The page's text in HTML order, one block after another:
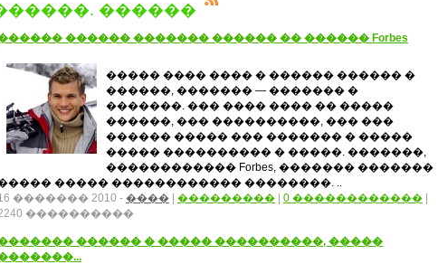
������
������ ������� ������ �� ������ Forbes
����� ���� ���� � ������ ������ �
������, ������� — ������� �
�������. ��� ���� ���� �� �����
������, ��� ����������, ��� ���
������ ����� ��� ������� � �����
����� ���������� � �����. �������,
������������ Forbes, ������� �������
����� ������������ ��������. ..
������� 2010 - ���� ��������� 0 ������������
����������
������ � ����� ����������, �����